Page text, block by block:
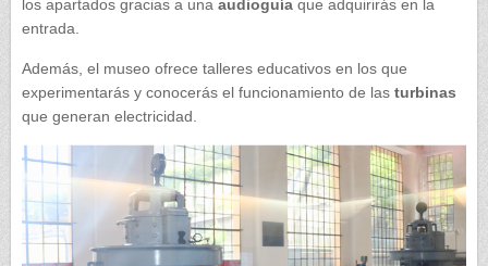
los apartados gracias a una audioguía que adquirirás en la
entrada.
Además, el museo ofrece talleres educativos en los que
experimentarás y conocerás el funcionamiento de las turbinas
que generan electricidad.